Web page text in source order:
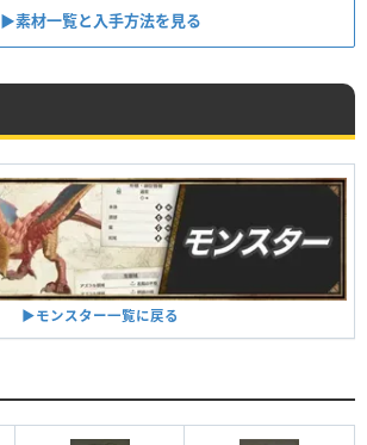
▶︎素材一覧と入手方法を見る
▶︎モンスター一覧に戻る